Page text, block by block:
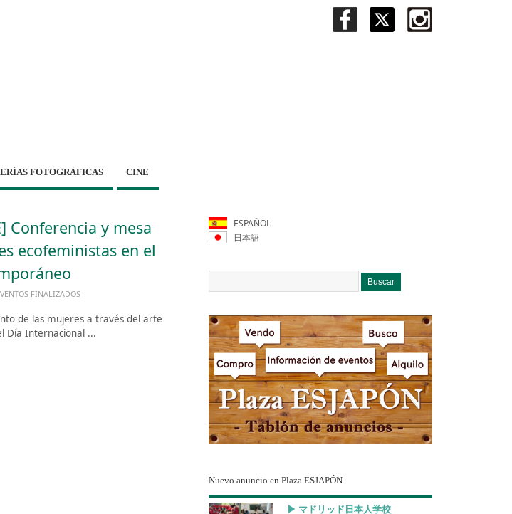
FOTOGRÁFICAS CINE
Conferencia y mesa
ecofeministas en el
FINALIZADOS
de las mujeres a través del arte
Día Internacional ...
ESPAÑOL
日本語
Nuevo anuncio en Plaza ESJAPÓN
▶︎ マドリッド日本人学校